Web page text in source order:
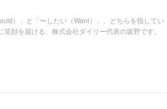
）」と「〜したい（Want）」、どちらを指してい
顔を届ける、株式会社ダイリー代表の坂野です。